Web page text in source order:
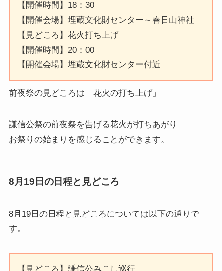
【開催時間】18：30
【開催会場】埋蔵文化財センター～春日山神社
【見どころ】花火打ち上げ
【開催時間】20：00
【開催会場】埋蔵文化財センター付近
前夜祭の見どころは「花火の打ち上げ」
謙信公祭の前夜祭を告げる花火が打ちあがり
お祭りの始まりを感じることができます。
8月19日の日程と見どころ
8月19日の日程と見どころについては以下の通りで
す。
【見どころ】謙信公みこし巡行